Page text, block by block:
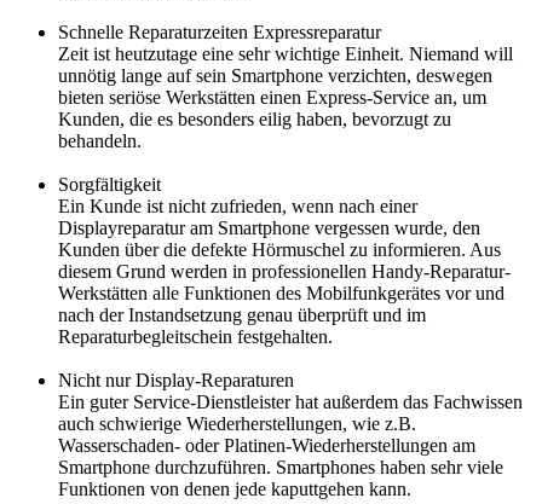
Schnelle Reparaturzeiten Expressreparatur
Zeit ist heutzutage eine sehr wichtige Einheit. Niemand will
unnötig lange auf sein Smartphone verzichten, deswegen
bieten seriöse Werkstätten einen Express-Service an, um
Kunden, die es besonders eilig haben, bevorzugt zu
behandeln.
Sorgfältigkeit
Ein Kunde ist nicht zufrieden, wenn nach einer
Displayreparatur am Smartphone vergessen wurde, den
Kunden über die defekte Hörmuschel zu informieren. Aus
diesem Grund werden in professionellen Handy-Reparatur-
Werkstätten alle Funktionen des Mobilfunkgerätes vor und
nach der Instandsetzung genau überprüft und im
Reparaturbegleitschein festgehalten.
Nicht nur Display-Reparaturen
Ein guter Service-Dienstleister hat außerdem das Fachwissen
auch schwierige Wiederherstellungen, wie z.B.
Wasserschaden- oder Platinen-Wiederherstellungen am
Smartphone durchzuführen. Smartphones haben sehr viele
Funktionen von denen jede kaputtgehen kann.